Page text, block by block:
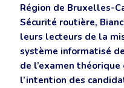
Région de Bruxelles-
Sécurité routière,
leurs lecteurs de la
système informatisé
de l’examen
l’intention des